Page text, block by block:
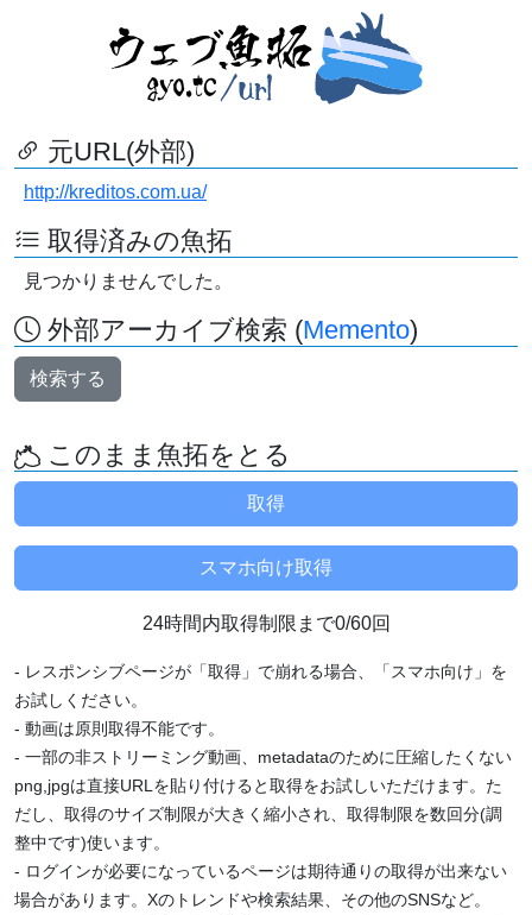
元URL(外部)
http://kreditos.com.ua/
取得済みの魚拓
見つかりませんでした。
外部アーカイブ検索 (Memento)
検索する
このまま魚拓をとる
24時間内取得制限まで0/60回
- レスポンシブページが「取得」で崩れる場合、「スマホ向け」を
お試しください。
- 動画は原則取得不能です。
- 一部の非ストリーミング動画、metadataのために圧縮したくない
png,jpgは直接URLを貼り付けると取得をお試しいただけます。た
だし、取得のサイズ制限が大きく縮小され、取得制限を数回分(調
整中です)使います。
- ログインが必要になっているページは期待通りの取得が出来ない
場合があります。Xのトレンドや検索結果、その他のSNSなど。